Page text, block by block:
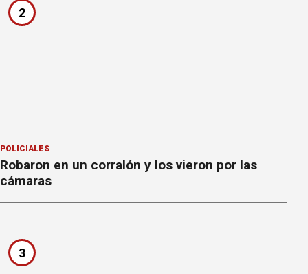
2
POLICIALES
Robaron en un corralón y los vieron por las
cámaras
3